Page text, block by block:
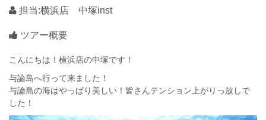
担当:横浜店 中塚inst
ツアー概要
こんにちは！横浜店の中塚です！
与論島へ行って来ました！
与論島の海はやっぱり美しい！皆さんテンション上がりっ放しで
した！